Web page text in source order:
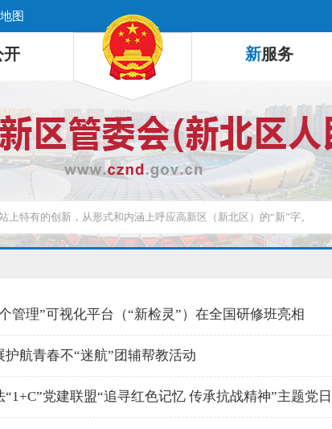
图
开 新服务
管理”可视化平台（“新检灵”）在全国研修班亮相
护航青春不“迷航”团辅帮教活动
党建联盟“追寻红色记忆 传承抗战精神”主题党